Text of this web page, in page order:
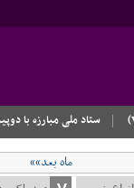
ستاد ملی مبارزه با
ماه بعد»»